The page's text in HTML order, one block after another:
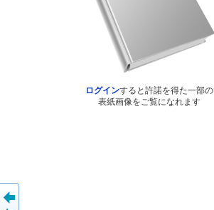
ログインすると許諾を得た一部の
表紙画像をご覧になれます